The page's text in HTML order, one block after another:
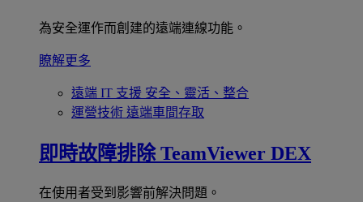
為安全運作而創建的遠端連線功能。
瞭解更多
遠端 IT 支援 安全、靈活、整合
運營技術 遠端車間存取
即時故障排除 TeamViewer DEX
在使用者受到影響前解決問題。